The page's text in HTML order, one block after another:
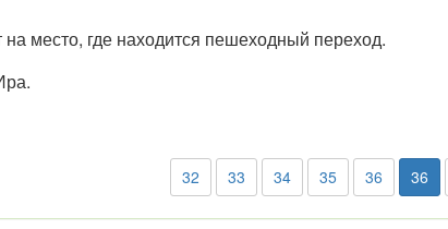
место, где находится пешеходный переход.
32 33 34 35 36 36